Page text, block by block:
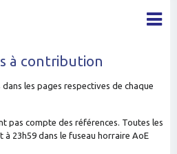
à contribution
les pages respectives de chaque
pas compte des références. Toutes les
23h59 dans le fuseau horraire AoE